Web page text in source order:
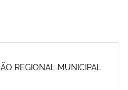
REGIONAL MUNICIPAL